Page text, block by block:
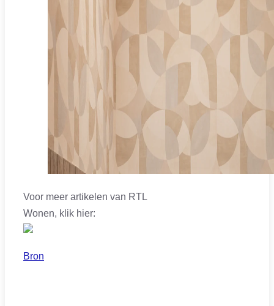
Voor meer artikelen van RTL
Wonen, klik hier:
Bron